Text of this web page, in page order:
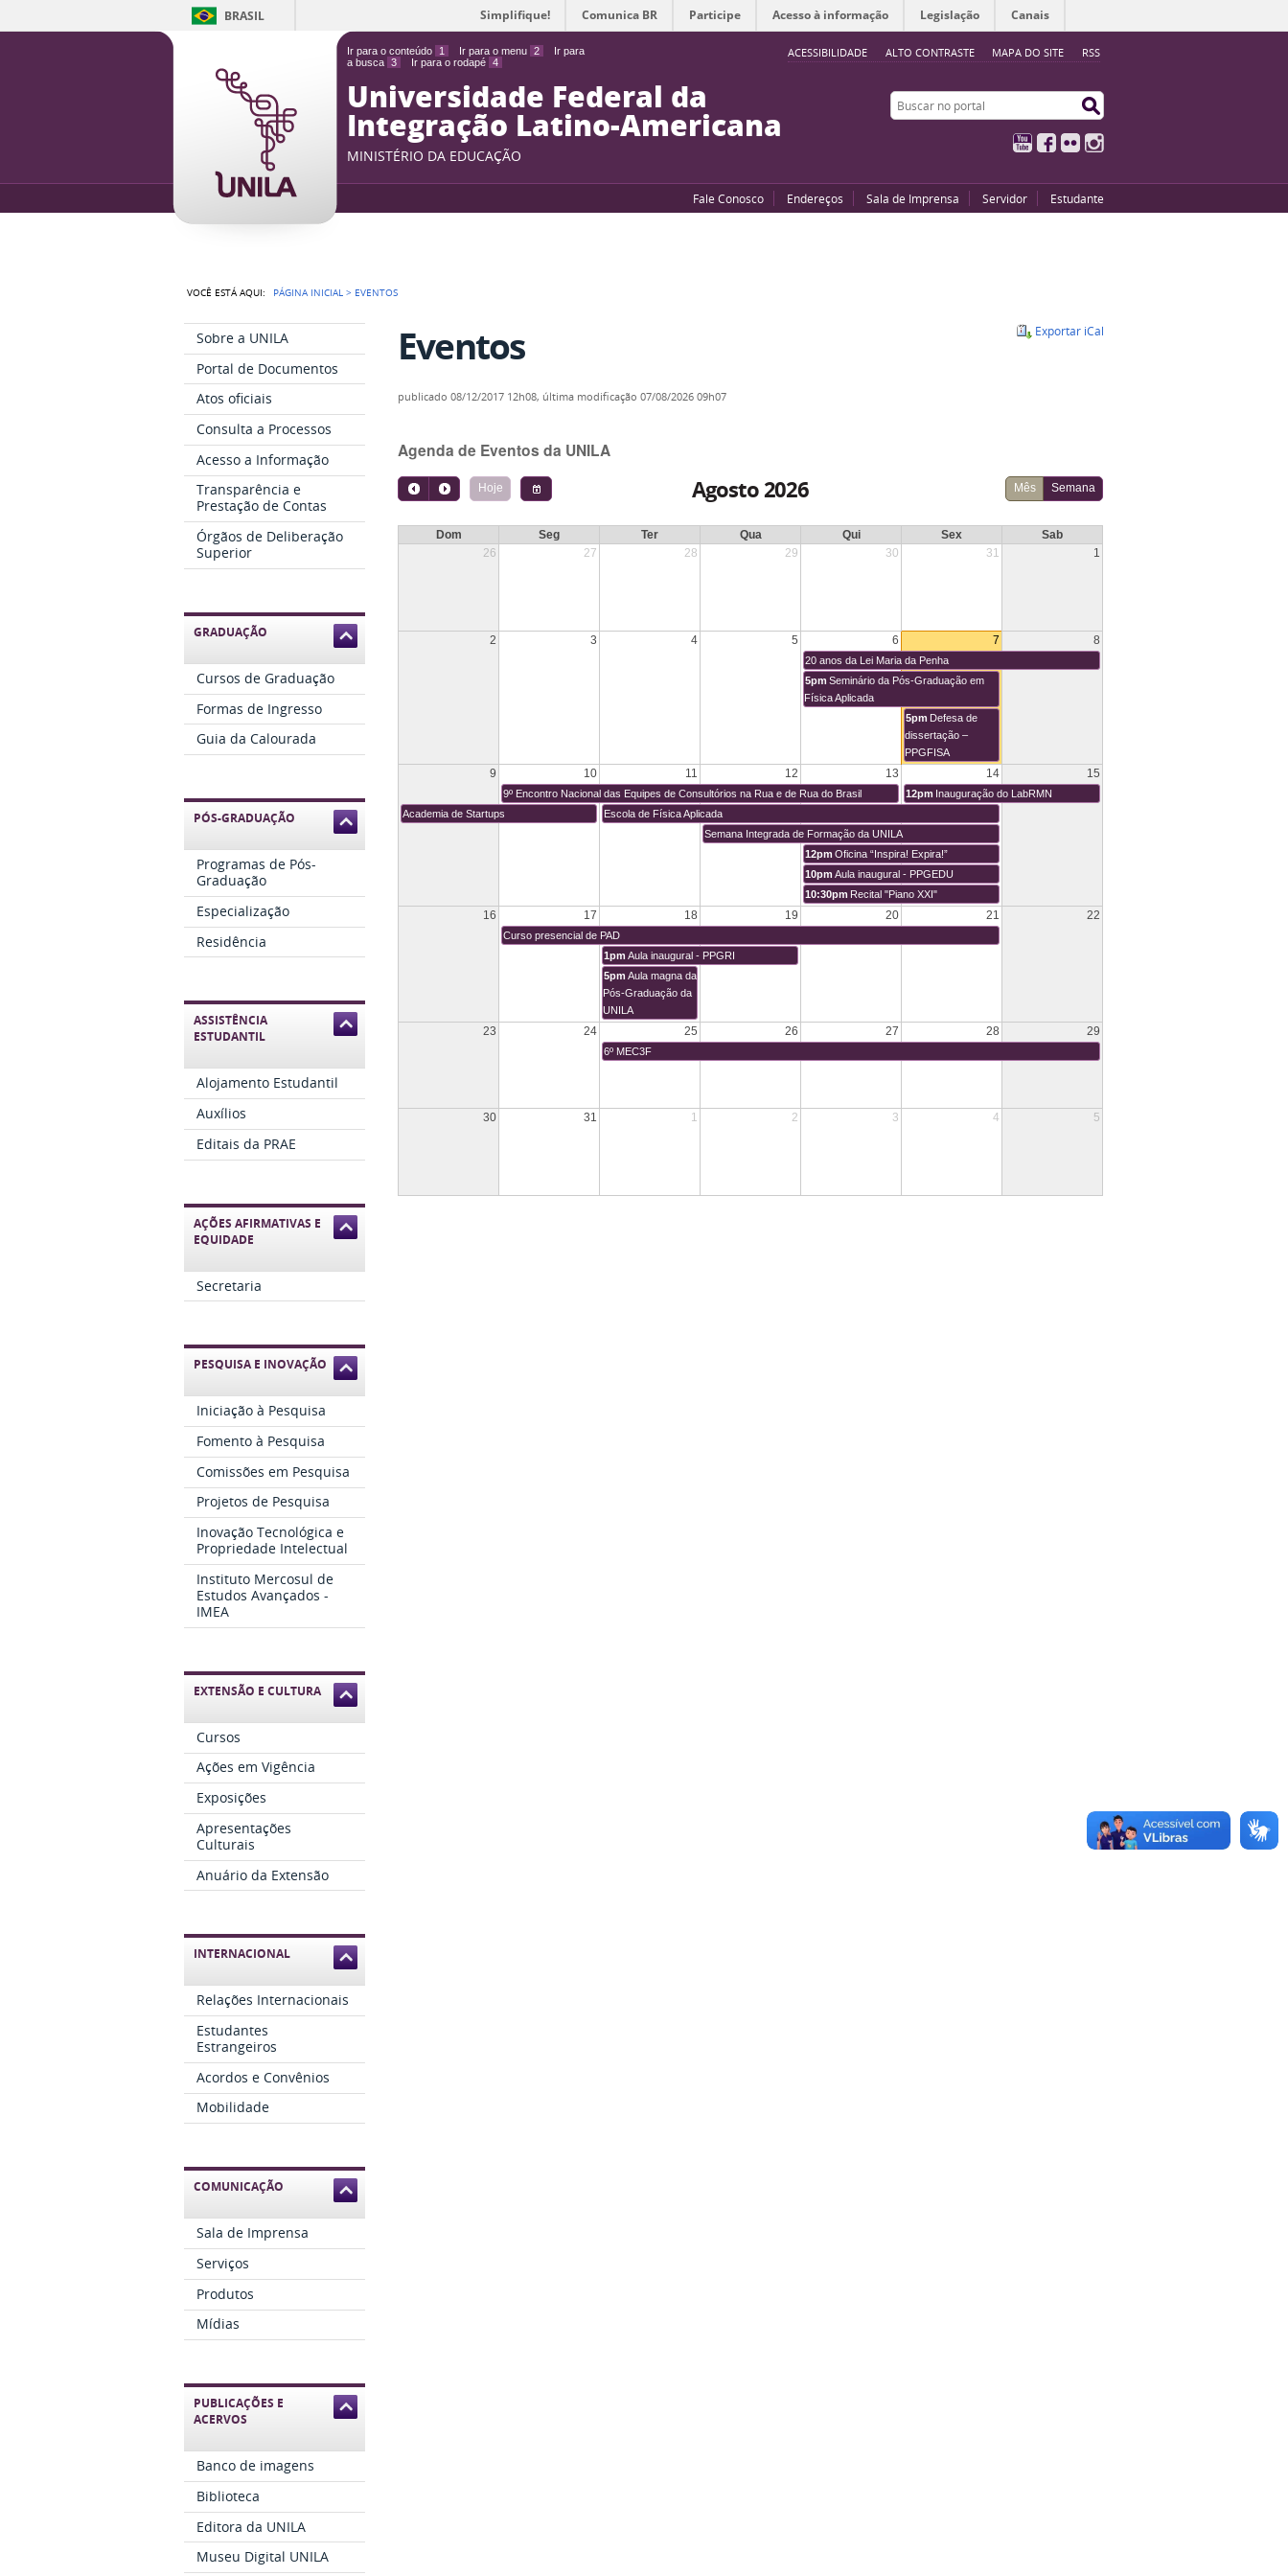
Ir para o conteúdo 1 Ir para o menu 2
Ir para
a busca 3 Ir para o rodapé 4
ACESSIBILIDADE ALTO CONTRASTE MAPA DO SITE RSS
BRASIL Simplifique! Comunica BR Participe Acesso à informação Legislação Canais
Universidade Federal da
Integração Latino-Americana
MINISTÉRIO DA EDUCAÇÃO
Buscar no portal
YouTubeFacebook
Flickr
Fale Conosco Endereços Sala de Imprensa Servidor Estudante
VOCÊ ESTÁ AQUI: PÁGINA INICIAL > EVENTOS
Sobre a UNILA
Portal de Documentos
Atos oficiais
Consulta a Processos
Acesso a Informação
Transparência e
Prestação de Contas
Órgãos de Deliberação
Superior
GRADUAÇÃO
Cursos de Graduação
Formas de Ingresso
Guia da Calourada
PÓS-GRADUAÇÃO
Programas de Pós-
Graduação
Especialização
Residência
ASSISTÊNCIA
ESTUDANTIL
Alojamento Estudantil
Auxílios
Editais da PRAE
AÇÕES AFIRMATIVAS E
EQUIDADE
Secretaria
PESQUISA E INOVAÇÃO
Iniciação à Pesquisa
Fomento à Pesquisa
Comissões em Pesquisa
Projetos de Pesquisa
Inovação Tecnológica e
Propriedade Intelectual
Instituto Mercosul de
Estudos Avançados -
IMEA
EXTENSÃO E CULTURA
Cursos
Ações em Vigência
Exposições
Apresentações
Culturais
Anuário da Extensão
INTERNACIONAL
Relações Internacionais
Estudantes
Estrangeiros
Acordos e Convênios
Mobilidade
COMUNICAÇÃO
Sala de Imprensa
Serviços
Produtos
Mídias
PUBLICAÇÕES E
ACERVOS
Banco de imagens
Biblioteca
Editora da UNILA
Museu Digital UNILA
Exportar iCal
Eventos
publicado 08/12/2017 12h08, última modificação 07/08/2026 09h07
Agenda de Eventos da UNILA
Hoje Agosto 2026 Mês Semana
5pm Defesa de
dissertação –
PPGFISA
1pm Aula inaugural - PPGRI
Semana Integrada de Formação da UNILA
10:30pm Recital "Piano XXI"
9º Encontro Nacional das Equipes de Consultórios na Rua e de Rua do Brasil
6º MEC3F
Academia de Startups
12pm Inauguração do LabRMN
Curso presencial de PAD
5pm Aula magna da
Pós-Graduação da
UNILA
5pm Seminário da Pós-Graduação em
Física Aplicada
10pm Aula inaugural - PPGEDU
20 anos da Lei Maria da Penha
Escola de Física Aplicada
12pm Oficina “Inspira! Expira!”
Dom Seg Ter Qua Qui Sex
Sab
26
27 28 29 30 31 1
2 3 4 5 6 7 8
9 10 11 12 13 14 15
16 17 18 19 20 21 22
23 24 25 26 27 28 29
30 31 1 2 3 4 5